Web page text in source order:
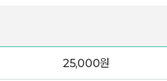
25,000원